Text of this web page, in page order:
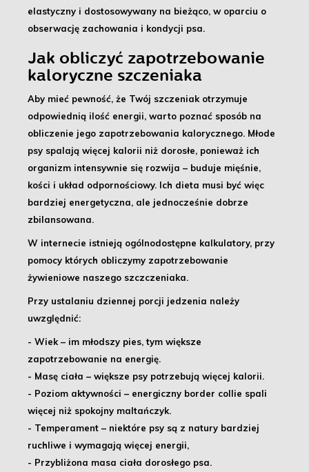
elastyczny i dostosowywany na bieżąco, w oparciu o
obserwację zachowania i kondycji psa.
Jak obliczyć zapotrzebowanie
kaloryczne szczeniaka
Aby mieć pewność, że Twój szczeniak otrzymuje
odpowiednią ilość energii, warto poznać sposób na
obliczenie jego zapotrzebowania kalorycznego. Młode
psy spalają więcej kalorii niż dorosłe, ponieważ ich
organizm intensywnie się rozwija – buduje mięśnie,
kości i układ odpornościowy. Ich dieta musi być więc
bardziej energetyczna, ale jednocześnie dobrze
zbilansowana.
W internecie istnieją ogólnodostępne kalkulatory, przy
pomocy których obliczymy zapotrzebowanie
żywieniowe naszego szczczeniaka.
Przy ustalaniu dziennej porcji jedzenia należy
uwzględnić:
- Wiek – im młodszy pies, tym większe
zapotrzebowanie na energię.
- Masę ciała – większe psy potrzebują więcej kalorii.
- Poziom aktywności – energiczny border collie spali
więcej niż spokojny maltańczyk.
- Temperament – niektóre psy są z natury bardziej
ruchliwe i wymagają więcej energii,
- Przybliżona masa ciała dorosłego psa.